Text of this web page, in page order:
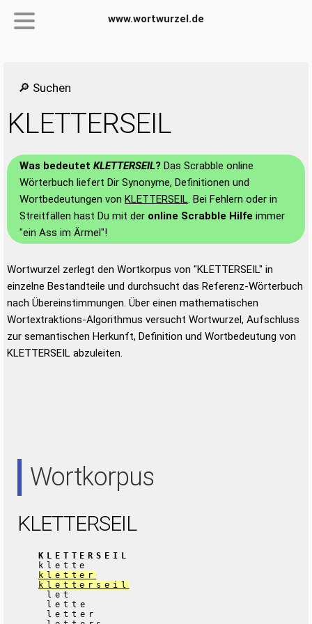
www.wortwurzel.de
🔎 Suchen
KLETTERSEIL
Was bedeutet KLETTERSEIL? Das Scrabble online
Wörterbuch liefert Dir Synonyme, Definitionen und
Wortbedeutungen von KLETTERSEIL. Bei Fehlern oder in
Streitfällen hast Du mit der online Scrabble Hilfe immer
"ein Ass im Ärmel"!
Wortwurzel zerlegt den Wortkorpus von "KLETTERSEIL" in
einzelne Bestandteile und durchsucht das Referenz-Wörterbuch
nach Übereinstimmungen. Über einen mathematischen
Wortextraktions-Algorithmus versucht Wortwurzel, Aufschluss
zur semantischen Herkunft, Definition und Wortbedeutung von
KLETTERSEIL abzuleiten.
Wortkorpus
KLETTERSEIL
KLETTERSEIL
klette
kletter
kletterseil
let
lette
letter